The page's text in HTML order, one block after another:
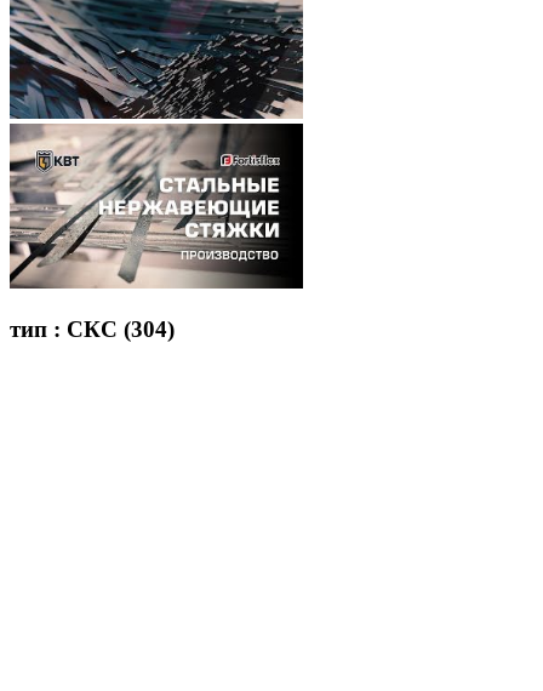
тип : СКС (304)